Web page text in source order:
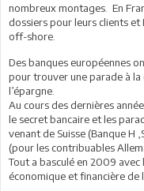
nombreux montages. En
dossiers pour leurs clients et
off-shore.
Des banques européennes
pour trouver une parade à
l’épargne.
Au cours des dernières
le secret bancaire et les
venant de Suisse (Banque H
(pour les contribuables
Tout a basculé en 2009
économique et financière de